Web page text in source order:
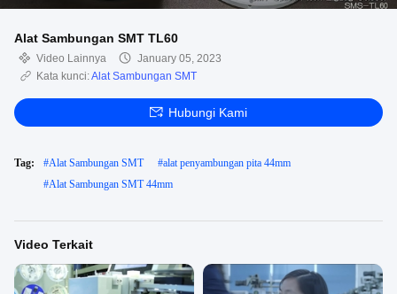
Alat Sambungan SMT TL60
Video Lainnya
January 05, 2023
Kata kunci:Alat Sambungan SMT
Hubungi Kami
Tag: #Alat Sambungan SMT #alat penyambungan pita 44mm
#Alat Sambungan SMT 44mm
Video Terkait